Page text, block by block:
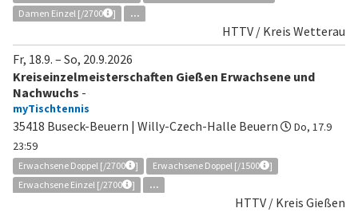
Damen Einzel [/2700
] ...
HTTV / Kreis Wetterau
Fr, 18.9. – So, 20.9.2026
Kreiseinzelmeisterschaften Gießen Erwachsene und
Nachwuchs -
myTischtennis
35418 Buseck-Beuern | Willy-Czech-Halle Beuern
Do, 17.9
23:59
Erwachsene Doppel [/2700 ] Erwachsene Doppel [/1500
]
Erwachsene Einzel [/2700
] ...
HTTV / Kreis Gießen